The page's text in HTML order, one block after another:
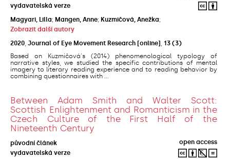
vydavatelská verze
Magyari, Lilla; Mangen, Anne; Kuzmičová, Anežka;
Zobrazit další autory
2020 Journal of Eye Movement Research [online] 13 (3)
Based on Kuzmičová's (2014) phenomenological typology of
narrative styles, we studied the specific contributions of mental
imagery to literary reading experience and to reading behavior by
combining questionnaires with ...
Between Adam Smith and Walter Scott:
Scottish Enlightenment and Romanticism in the
Czech Culture of the First Half of the
Nineteenth Century
původní článek
open access
vydavatelská verze